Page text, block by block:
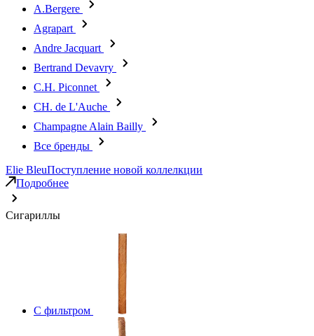
A.Bergere
Agrapart
Andre Jacquart
Bertrand Devavry
C.H. Piconnet
CH. de L'Auche
Champagne Alain Bailly
Все бренды
Elie BleuПоступление новой коллелкции
Подробнее
Сигариллы
С фильтром